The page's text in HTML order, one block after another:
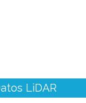
LiDAR